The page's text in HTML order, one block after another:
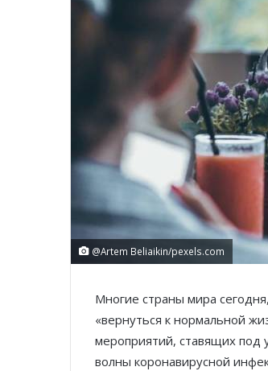
@Artem Beliaikin/pexels.com
Многие страны мира
«вернуться к нормальной
мероприятий, ставящих под
волны коронавирусной